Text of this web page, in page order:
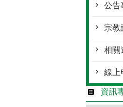
公告
宗教
相關
線上
資訊